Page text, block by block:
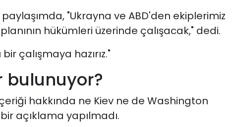
paylaşımda, "Ukrayna ve ABD'den ekiplerimiz
hükümleri üzerinde çalışacak," dedi.
bir çalışmaya hazırız."
bulunuyor?
hakkında ne Kiev ne de Washington
açıklama yapılmadı.